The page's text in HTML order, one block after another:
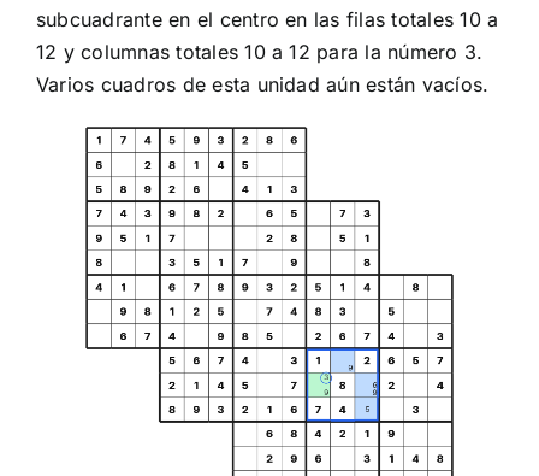
subcuadrante en el centro en las filas totales 10 a
12 y columnas totales 10 a 12 para la número 3.
Varios cuadros de esta unidad aún están vacíos.